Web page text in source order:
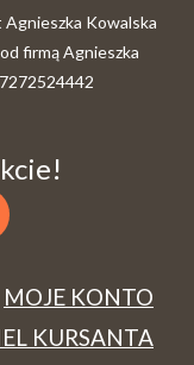
Kowalska
firmą Agnieszka
MOJE KONTO
KURSANTA